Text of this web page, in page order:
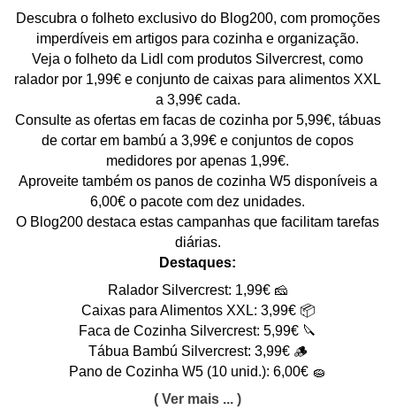
Descubra o folheto exclusivo do Blog200, com promoções
imperdíveis em artigos para cozinha e organização.
Veja o folheto da Lidl com produtos Silvercrest, como
ralador por 1,99€ e conjunto de caixas para alimentos XXL
a 3,99€ cada.
Consulte as ofertas em facas de cozinha por 5,99€, tábuas
de cortar em bambú a 3,99€ e conjuntos de copos
medidores por apenas 1,99€.
Aproveite também os panos de cozinha W5 disponíveis a
6,00€ o pacote com dez unidades.
O Blog200 destaca estas campanhas que facilitam tarefas
diárias.
Destaques:
Ralador Silvercrest: 1,99€ 🧀
Caixas para Alimentos XXL: 3,99€ 📦
Faca de Cozinha Silvercrest: 5,99€ 🔪
Tábua Bambú Silvercrest: 3,99€ 🪵
Pano de Cozinha W5 (10 unid.): 6,00€ 🧽
( Ver mais ... )